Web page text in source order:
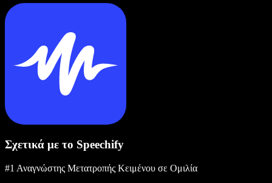
Σχετικά με το Speechify
#1 Αναγνώστης Μετατροπής Κειμένου σε Ομιλία